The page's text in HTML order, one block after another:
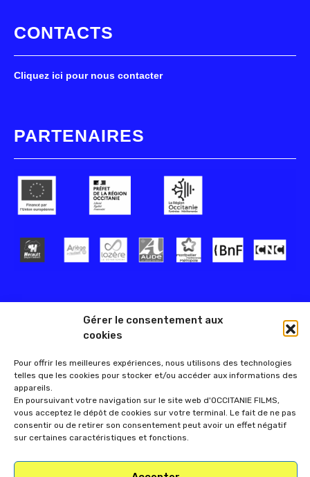
Gérer le consentement aux
cookies
Pour offrir les meilleures expériences, nous utilisons des technologies
telles que les cookies pour stocker et/ou accéder aux informations des
appareils.
En poursuivant votre navigation sur le site web d'OCCITANIE FILMS,
vous acceptez le dépôt de cookies sur votre terminal. Le fait de ne pas
consentir ou de retirer son consentement peut avoir un effet négatif
sur certaines caractéristiques et fonctions.
CONTACTS
Cliquez ici pour nous contacter
PARTENAIRES